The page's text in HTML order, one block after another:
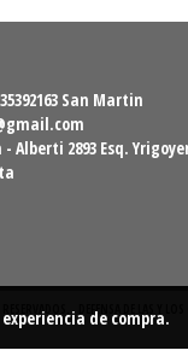
de compra.
San Martin
Alberti 2893 Esq.
DEFENSA DE LAS Y